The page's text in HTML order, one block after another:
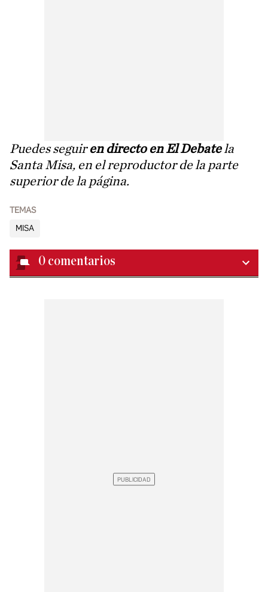
Puedes seguiren directo en El Debatela
Santa Misa, en el reproductor de la parte
superior de la página.
TEMAS
MISA
0 comentarios